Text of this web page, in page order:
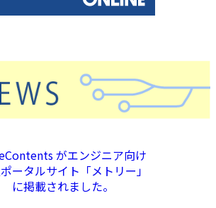
がエンジニア向け
ータルサイト「メトリー」
に掲載されました。